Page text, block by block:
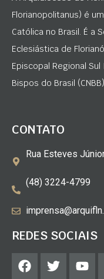
Florianopolitanus) é
Católica no Brasil. É a
Eclesiástica de
Episcopal Regional
Bispos do Brasil
CONTATO
Rua Esteves
(48) 3224-4799
REDES SOCIAIS